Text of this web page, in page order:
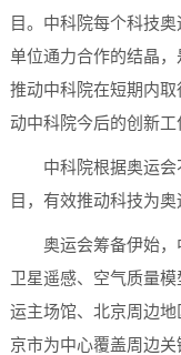
目。中科院每个科技
单位通力合作的结晶
推动中科院在短期内
动中科院今后的创新工
中科院根据奥运会
目，有效推动科技为
奥运会筹备伊始，
卫星遥感、空气质量
运主场馆、北京周边
京市为中心覆盖周边